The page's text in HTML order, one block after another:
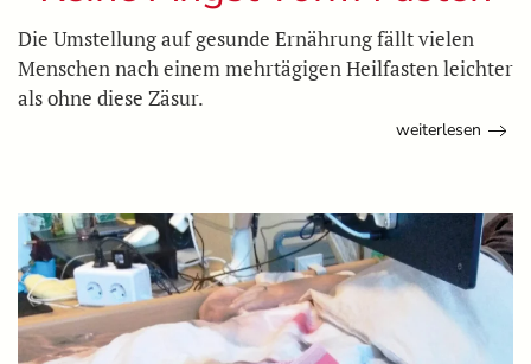
Die Umstellung auf gesunde Ernährung fällt vielen
Menschen nach einem mehrtägigen Heilfasten leichter
als ohne diese Zäsur.
weiterlesen